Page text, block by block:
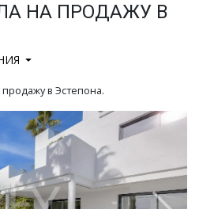
НА ПРОДАЖУ В
в Эстепона.